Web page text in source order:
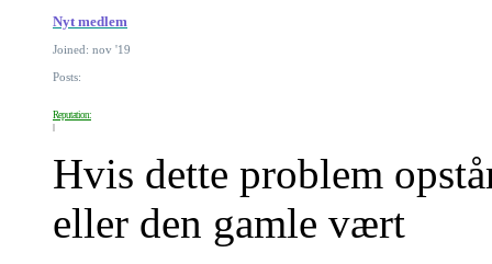
Nyt medlem
Joined: nov '19
Posts:
Reputation:
Hvis dette problem
eller den gamle vært